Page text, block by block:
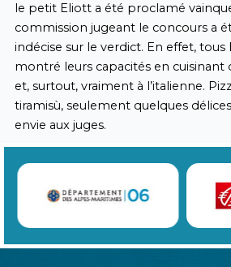
le petit Eliott a été proclamé
commission jugeant le concours a
indécise sur le verdict. En effet,
montré leurs capacités en cuisinant
et, surtout, vraiment à l’italienne.
tiramisù, seulement quelques
envie aux juges.